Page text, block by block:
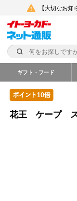
【大切なお
ギフト・フード
花王 ケープ ス